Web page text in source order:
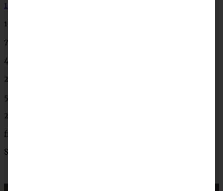
1 Tl getrocknete Chiliflocken (nach Belieben)
1 EL Olivenöl
75 g Parmesan oder Pecorino
4 ganz Eier (M)
2 Eigelb (M)
500 g Spaghetti
2 EL glatte Petersilie
frisch gemahlener Pfeffer aus der Mühle
Salz